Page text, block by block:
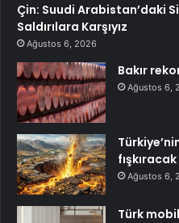
Çin: Suudi Arabistan’daki
Saldırılara Karşıyız
Ağustos 6, 2026
Bakır
Ağustos 6,
fışkıracak
Ağustos 6,
Türk